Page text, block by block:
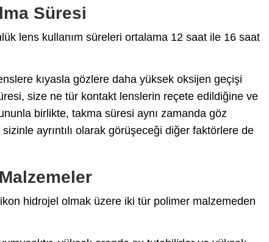
Süresi
lens kullanım süreleri ortalama 12 saat ile 16 saat
kıyasla gözlere daha yüksek oksijen geçişi
size ne tür kontakt lenslerin reçete edildiğine ve
birlikte, takma süresi aynı zamanda göz
ayrıntılı olarak görüşeceği diğer faktörlere de
hidrojel olmak üzere iki tür polimer malzemeden